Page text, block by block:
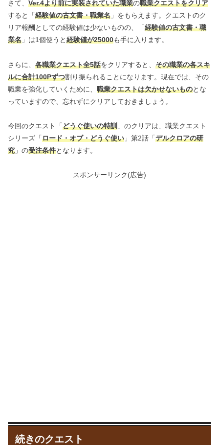
さて、 Ver.4より前に実装されていた職業の職業クエストをクリア
すると「経験値の古文書・職業名 」をもらえます。クエストのク
リア報酬としての経験値は少ないものの、「経験値の古文書・職
業名 」は1個使うと経験値が25000も手に入ります。
さらに、 各職業クエスト全5話をクリアすると、 その職業の各スキ
ルに合計100Pずつ割り振られることになります。現在では、その
職業を強化していくために、 職業クエストは欠かせないものとな
っていますので、忘れずにクリアしておきましょう。
今回のクエスト「どうぐ使いの特訓 」のクリアは、職業クエスト
シリーズ「ロード・オブ・どうぐ使い 」第2話「デルクロアの研
究 」の受注条件となります。
スポンサーリンク(広告)
続きのクエスト